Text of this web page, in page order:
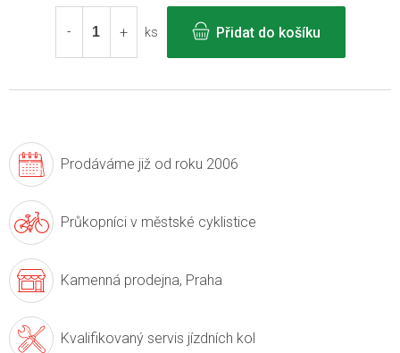
cena:
ks
Přidat do košíku
Prodáváme již od roku 2006
Průkopníci v městské cyklistice
Kamenná prodejna, Praha
Kvalifikovaný servis jízdních kol